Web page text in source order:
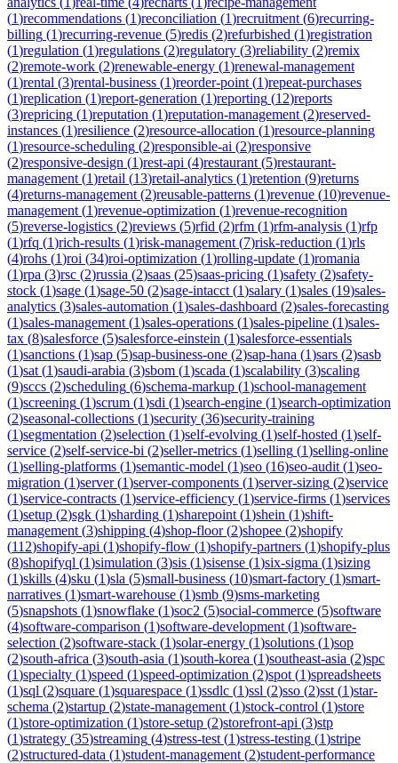
(1)recommendations (1)reconciliation (1)recruitment (6)recurring-
billing (1)recurring-revenue (5)redis (2)refurbished (1)registration
(1)regulation (1)regulations (2)regulatory (3)reliability (2)remix
(2)remote-work (2)renewable-energy (1)renewal-management
(1)rental (3)rental-business (1)reorder-point (1)repeat-purchases
(1)replication (1)report-generation (1)reporting (12)reports
(3)repricing (1)reputation (1)reputation-management (2)reserved-
instances (1)resilience (2)resource-allocation (1)resource-planning
(1)resource-scheduling (2)responsible-ai (2)responsive
(2)responsive-design (1)rest-api (4)restaurant (5)restaurant-
management (1)retail (13)retail-analytics (1)retention (9)returns
(4)returns-management (2)reusable-patterns (1)revenue (10)revenue-
management (1)revenue-optimization (1)revenue-recognition
(5)reverse-logistics (2)reviews (5)rfid (2)rfm (1)rfm-analysis (1)rfp
(1)rfq (1)rich-results (1)risk-management (7)risk-reduction (1)rls
(4)rohs (1)roi (34)roi-optimization (1)rolling-update (1)romania
(1)rpa (3)rsc (2)russia (2)saas (25)saas-pricing (1)safety (2)safety-
stock (1)sage (1)sage-50 (2)sage-intacct (1)salary (1)sales (19)sales-
analytics (3)sales-automation (1)sales-dashboard (2)sales-forecasting
(1)sales-management (1)sales-operations (1)sales-pipeline (1)sales-
tax (8)salesforce (5)salesforce-einstein (1)salesforce-essentials
(1)sanctions (1)sap (5)sap-business-one (2)sap-hana (1)sars (2)sasb
(1)sat (1)saudi-arabia (3)sbom (1)scada (1)scalability (3)scaling
(9)sccs (2)scheduling (6)schema-markup (1)school-management
(1)screening (1)scrum (1)sdi (1)search-engine (1)search-optimization
(2)seasonal-collections (1)security (36)security-training
(1)segmentation (2)selection (1)self-evolving (1)self-hosted (1)self-
service (2)self-service-bi (2)seller-metrics (1)selling (1)selling-online
(1)selling-platforms (1)semantic-model (1)seo (16)seo-audit (1)seo-
migration (1)server(1)server-components (1)server-sizing (2)service
(1)service-contracts (1)service-efficiency (1)service-firms (1)services
(1)setup (2)sgk (1)sharding (1)sharepoint (1)shein (1)shift-
management (3)shipping (4)shop-floor(2)shopee (2)shopify
(112)shopify-api (1)shopify-flow (1)shopify-partners (1)shopify-plus
(8)shopifyql (1)simulation (3)sis (1)sisense (1)six-sigma (1)sizing
(1)skills (4)sku (1)sla (5)small-business (10)smart-factory (1)smart-
narratives (1)smart-warehouse (1)smb (9)sms-marketing
(5)snapshots (1)snowflake (1)soc2 (5)social-commerce (5)software
(4)software-comparison (1)software-development (1)software-
selection (2)software-stack (1)solar-energy (1)solutions (1)sop
(2)south-africa (3)south-asia (1)south-korea (1)southeast-asia (2)spc
(1)specialty (1)speed (1)speed-optimization (2)spot (1)spreadsheets
(1)sql (2)square (1)squarespace (1)ssdlc (1)ssl (2)sso (2)sst (1)star-
schema (2)startup (2)state-management (1)stock-control (1)store
(1)store-optimization (1)store-setup (2)storefront-api (3)stp
(1)strategy (35)streaming (4)stress-test (1)stress-testing (1)stripe
(2)structured-data (1)student-management (2)student-performance